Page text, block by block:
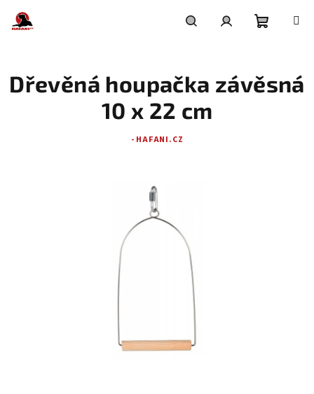
obsah
košík
Dřevěná houpačka závěsná
10 x 22 cm
- HAFANI.CZ